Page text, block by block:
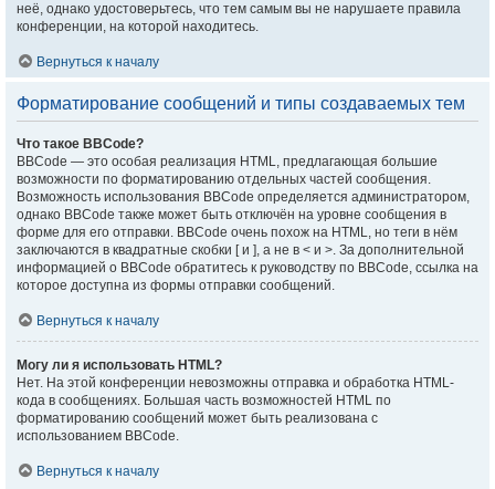
неё, однако удостоверьтесь, что тем самым вы не нарушаете правила
конференции, на которой находитесь.
Вернуться к началу
Форматирование сообщений и типы создаваемых тем
Что такое BBCode?
BBCode — это особая реализация HTML, предлагающая большие
возможности по форматированию отдельных частей сообщения.
Возможность использования BBCode определяется администратором,
однако BBCode также может быть отключён на уровне сообщения в
форме для его отправки. BBCode очень похож на HTML, но теги в нём
заключаются в квадратные скобки [ и ], а не в < и >. За дополнительной
информацией о BBCode обратитесь к руководству по BBCode, ссылка на
которое доступна из формы отправки сообщений.
Вернуться к началу
Могу ли я использовать HTML?
Нет. На этой конференции невозможны отправка и обработка HTML-
кода в сообщениях. Большая часть возможностей HTML по
форматированию сообщений может быть реализована с
использованием BBCode.
Вернуться к началу